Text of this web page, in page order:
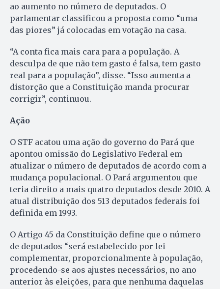
ao aumento no número de deputados. O
parlamentar classificou a proposta como “uma
das piores” já colocadas em votação na casa.
“A conta fica mais cara para a população. A
desculpa de que não tem gasto é falsa, tem gasto
real para a população”, disse. “Isso aumenta a
distorção que a Constituição manda procurar
corrigir”, continuou.
Ação
O STF acatou uma ação do governo do Pará que
apontou omissão do Legislativo Federal em
atualizar o número de deputados de acordo com a
mudança populacional. O Pará argumentou que
teria direito a mais quatro deputados desde 2010. A
atual distribuição dos 513 deputados federais foi
definida em 1993.
O Artigo 45 da Constituição define que o número
de deputados “será estabelecido por lei
complementar, proporcionalmente à população,
procedendo-se aos ajustes necessários, no ano
anterior às eleições, para que nenhuma daquelas